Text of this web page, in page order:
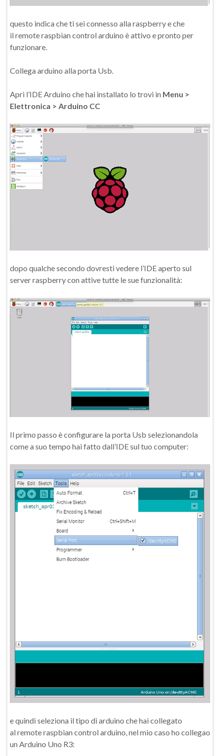
questo indica che ti sei connesso alla raspberry e che
il remote raspbian control arduino è attivo e pronto per
funzionare.
Collega arduino alla porta Usb.
Apri l’IDE Arduino che hai installato lo trovi in Menu >
Elettronica > Arduino CC
dopo qualche secondo dovresti vedere l’IDE aperto sul
server raspberry con attive tutte le sue funzionalità:
Il primo passo è configurare la porta Usb selezionandola
come a suo tempo hai fatto dall’IDE sul tuo computer:
e quindi seleziona il tipo di arduino che hai collegato
al remote raspbian control arduino, nel mio caso ho collegao
un Arduino Uno R3: